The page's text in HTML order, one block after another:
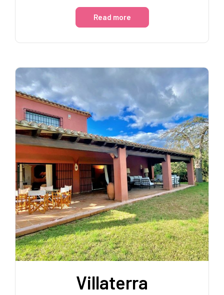
Read more
Villaterra